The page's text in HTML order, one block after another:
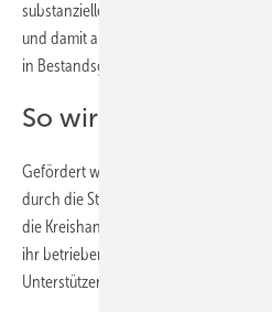
substanzielles Studienangebot im
und damit auch die Politik im Einsatz
in Bestandsgebäuden unterstützen.“
So wird HEAT
Gefördert wird die Entwicklung und
durch die Stadtwerke Düsseldorf, die
die Kreishandwerkerschaft, die den
ihr betriebenen Umweltakademie
Unterstützer*innen finden noch